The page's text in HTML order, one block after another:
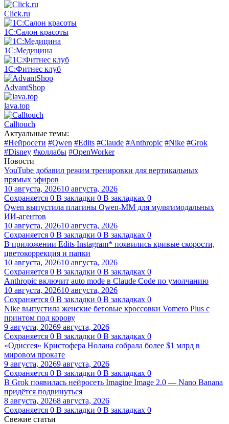
Click.ru
1С:Салон красоты
1С:Медицина
1С:Фитнес клуб
AdvantShop
lava.top
Calltouch
Актуальные темы:
#Нейросети #Qwen #Edits #Claude #Anthropic #Nike #Grok
#Disney #коллабы #OpenWorker
Новости
YouTube добавил режим тренировки для вертикальных
прямых эфиров
10 августа, 202610 августа, 2026
Сохраняется 0 В закладки 0 В закладках 0
Qwen выпустила плагины Qwen-MM для мультимодальных
ИИ-агентов
10 августа, 202610 августа, 2026
Сохраняется 0 В закладки 0 В закладках 0
В приложении Edits Instagram* появились кривые скорости,
цветокоррекция и папки
10 августа, 202610 августа, 2026
Сохраняется 0 В закладки 0 В закладках 0
Anthropic включит auto mode в Claude Code по умолчанию
10 августа, 202610 августа, 2026
Сохраняется 0 В закладки 0 В закладках 0
Nike выпустила женские беговые кроссовки Vomero Plus с
принтом под корову
9 августа, 20269 августа, 2026
Сохраняется 0 В закладки 0 В закладках 0
«Одиссея» Кристофера Нолана собрала более $1 млрд в
мировом прокате
9 августа, 20269 августа, 2026
Сохраняется 0 В закладки 0 В закладках 0
В Grok появилась нейросеть Imagine Image 2.0 — Nano Banana
придётся подвинуться
8 августа, 20268 августа, 2026
Сохраняется 0 В закладки 0 В закладках 0
Свежие статьи